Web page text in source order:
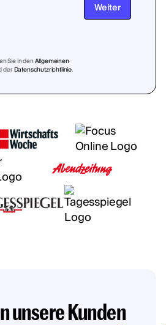
Weiter
Sie in denAllgemeinen
derDatenschutzrichtlinie.
unsere Kunden